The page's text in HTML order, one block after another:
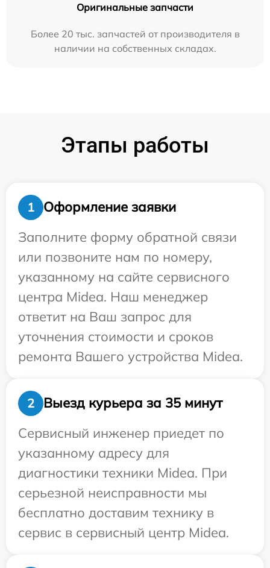
Оригинальные запчасти
Более 20 тыс. запчастей от производителя в
наличии на собственных складах.
Этапы работы
1
Оформление заявки
Заполните форму обратной связи
или позвоните нам по номеру,
указанному на сайте сервисного
центра Midea. Наш менеджер
ответит на Ваш запрос для
уточнения стоимости и сроков
ремонта Вашего устройства Midea.
2
Выезд курьера за 35 минут
Сервисный инженер приедет по
указанному адресу для
диагностики техники Midea. При
серьезной неисправности мы
бесплатно доставим технику в
сервис в сервисный центр Midea.